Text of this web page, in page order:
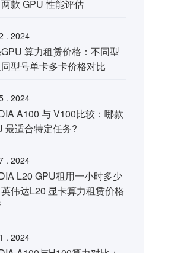
款 GPU 性能评估
. 2024
算力租赁价格：不同型
型号单卡多卡价格对比
. 2024
A100 与 V100比较：哪款
最适合特定任务?
. 2024
L20 GPU租用一小时多少
伟达L20 显卡算力租赁价格
. 2024